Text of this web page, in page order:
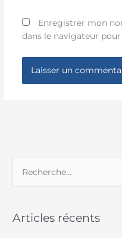
Enregistrer mon
dans le navigateur
h
Articles récents